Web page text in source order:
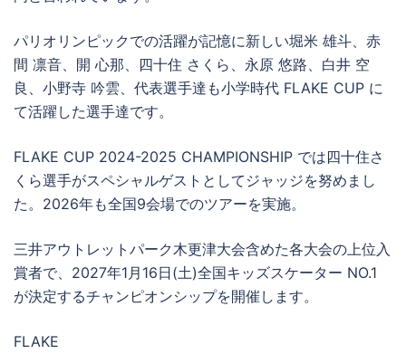
パリオリンピックでの活躍が記憶に新しい堀米 雄斗、赤
間 凛音、開 心那、四十住 さくら、永原 悠路、白井 空
良、小野寺 吟雲、代表選手達も小学時代 FLAKE CUP に
て活躍した選手達です。
FLAKE CUP 2024-2025 CHAMPIONSHIP では四十住さ
くら選手がスペシャルゲストとしてジャッジを努めまし
た。2026年も全国9会場でのツアーを実施。
三井アウトレットパーク木更津大会含めた各大会の上位入
賞者で、2027年1月16日(土)全国キッズスケーター NO.1
が決定するチャンピオンシップを開催します。
FLAKE